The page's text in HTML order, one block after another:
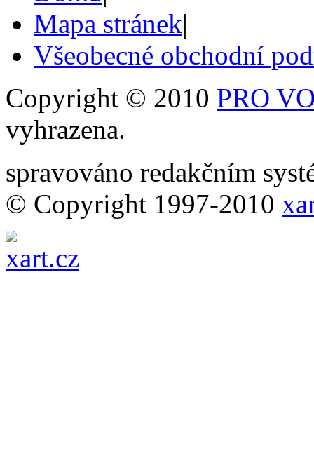
Mapa stránek|
Všeobecné obchodní
Copyright © 2010 PRO
vyhrazena.
spravováno redakčním
© Copyright 1997-2010